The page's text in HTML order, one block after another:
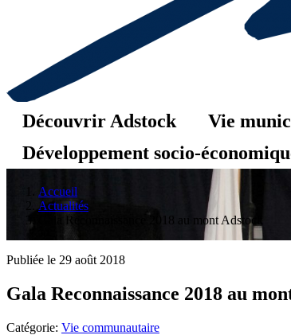
Découvrir Adstock Vie
Développement socio-
Accueil
Actualités
Gala Reconnaissance 2018 au mont Adstock
Publiée le 29 août 2018
Gala Reconnaissance 2018 au
Catégorie: Vie communautaire